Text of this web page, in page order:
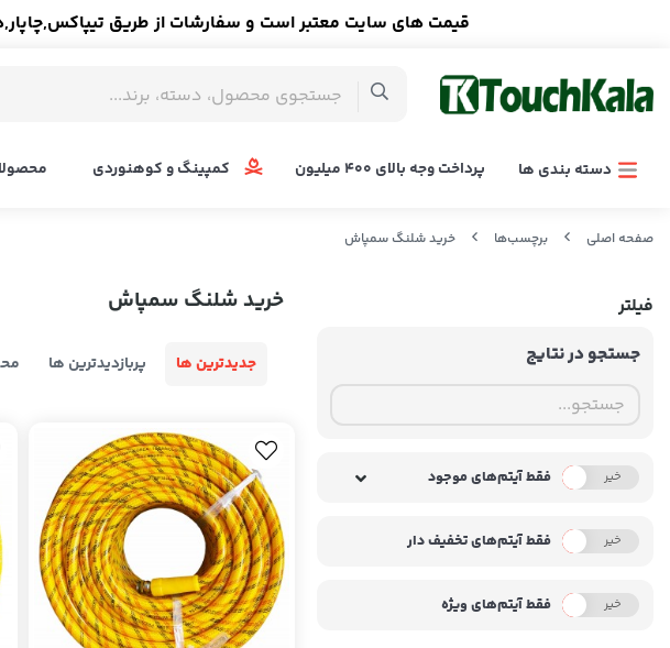
قیمت های سایت معتبر است و سفارشات از طریق
دسته بندی ها پرداخت وجه بالای 400 میلیون کمپینگ و کوهنوردی
صفحه اصلی برچسب‌ها خرید شلنگ سمپاش
فیلتر
جستجو در نتایج
بله خیر فقط آیتم‌های موجود
بله خیر فقط آیتم‌های تخفیف دار
بله خیر فقط آیتم‌های ویژه
خرید شلنگ سمپاش
جدیدترین ها پربازدیدترین ها